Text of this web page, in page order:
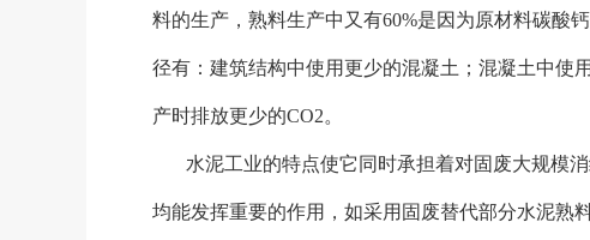
料的生产，熟料生产中又有60%是因为原材料碳酸
径有：建筑结构中使用更少的混凝土；混凝土中使
产时排放更少的CO2。
水泥工业的特点使它同时承担着对固废大规模
均能发挥重要的作用，如采用固废替代部分水泥熟